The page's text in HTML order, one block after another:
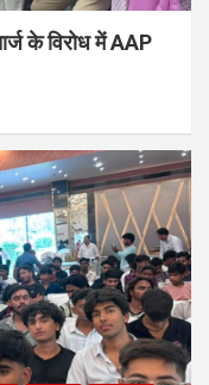
के विरोध में AAP